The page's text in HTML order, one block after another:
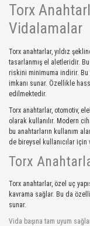
Torx
Vidalamalar
Torx anahtarlar, yıldız
tasarlanmış el aletleridir.
riskini minimuma indirir. Bu
imkanı sunar. Özellikle
edilmektedir.
Torx anahtarlar, otomotiv,
olarak kullanılır. Modern
bu anahtarların kullanım
de bireysel kullanıcılar
Torx
Torx anahtarlar, özel uç
kavrama sağlar. Bu da
sunar.
Vida başına tam uyum